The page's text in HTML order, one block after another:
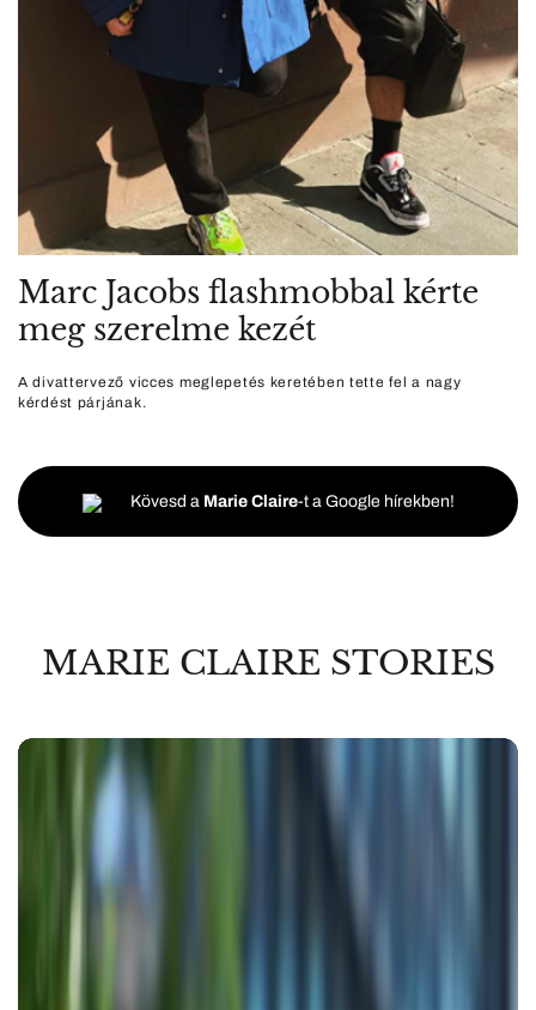
Marc Jacobs flashmobbal kérte
meg szerelme kezét
A divattervező vicces meglepetés keretében tette fel a nagy
kérdést párjának.
Kövesd a Marie Claire-t a Google hírekben!
MARIE CLAIRE STORIES